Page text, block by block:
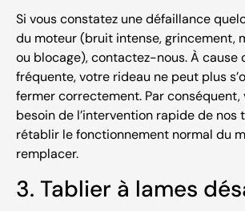
Si vous constatez une défaillance
du moteur (bruit intense, grincement,
ou blocage), contactez-nous. À cause
fréquente, votre rideau ne peut plus
fermer correctement. Par conséquent,
besoin de l’intervention rapide de nos
rétablir le fonctionnement normal du
remplacer.
3. Tablier à lames